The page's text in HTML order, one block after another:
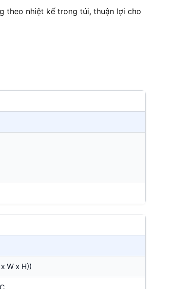
theo nhiệt kế trong túi, thuận lợi cho
W x H))